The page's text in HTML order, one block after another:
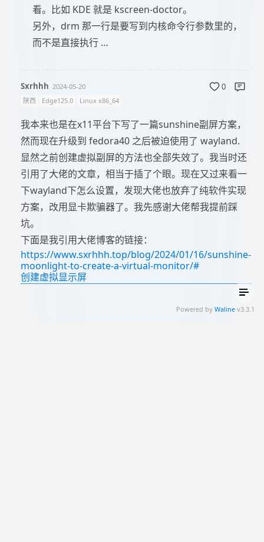
看。比如 KDE 就是 kscreen-doctor。
另外，drm 那一行是要写到内核命令行参数里的，
而不是直接执行 …
Sxrhhh 2024-05-20
0
陕西
Edge125.0 Linux x86_64
我本来也是在x11平台下写了一篇sunshine副屏方案，
然而现在升级到 fedora40 之后被迫使用了 wayland.
显然之前创建虚拟副屏的方法也全部失效了。我当时还
引用了大佬的文章，相当于插了个眼。现在又过来看一
下wayland下怎么设置，发现大佬也放弃了纯软件实现
方案，改用显卡欺骗器了。我先感谢大佬帮我提前踩
坑。
下面是我引用大佬博客的链接：
https://www.sxrhhh.top/blog/2024/01/16/sunshine-
moonlight-to-create-a-virtual-monitor/#
创建虚拟显示屏
Powered by Waline v3.3.1